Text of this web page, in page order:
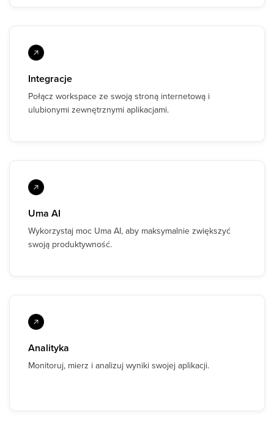
Integracje
Połącz workspace ze swoją stroną internetową i
ulubionymi zewnętrznymi aplikacjami.
Uma AI
Wykorzystaj moc Uma AI, aby maksymalnie zwiększyć
swoją produktywność.
Analityka
Monitoruj, mierz i analizuj wyniki swojej aplikacji.